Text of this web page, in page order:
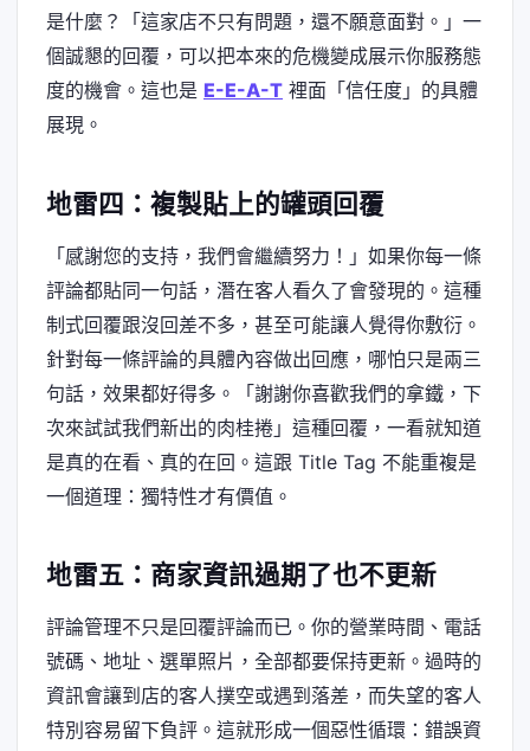
是什麼？「這家店不只有問題，還不願意面對。」一
個誠懇的回覆，可以把本來的危機變成展示你服務態
度的機會。這也是 E-E-A-T 裡面「信任度」的具體
展現。
地雷四：複製貼上的罐頭回覆
「感謝您的支持，我們會繼續努力！」如果你每一條
評論都貼同一句話，潛在客人看久了會發現的。這種
制式回覆跟沒回差不多，甚至可能讓人覺得你敷衍。
針對每一條評論的具體內容做出回應，哪怕只是兩三
句話，效果都好得多。「謝謝你喜歡我們的拿鐵，下
次來試試我們新出的肉桂捲」這種回覆，一看就知道
是真的在看、真的在回。這跟 Title Tag 不能重複是
一個道理：獨特性才有價值。
地雷五：商家資訊過期了也不更新
評論管理不只是回覆評論而已。你的營業時間、電話
號碼、地址、選單照片，全部都要保持更新。過時的
資訊會讓到店的客人撲空或遇到落差，而失望的客人
特別容易留下負評。這就形成一個惡性循環：錯誤資